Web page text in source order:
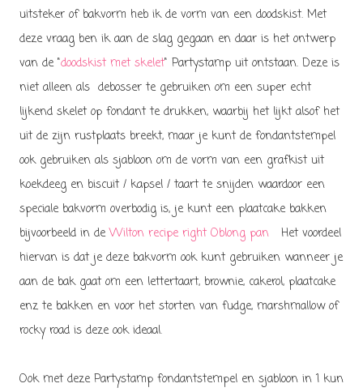
uitsteker of bakvorm heb ik de vorm van een doodskist. Met
deze vraag ben ik aan de slag gegaan en daar is het ontwerp
van de "doodskist met skelet" Partystamp uit ontstaan. Deze is
niet alleen als debosser te gebruiken om een super echt
lijkend skelet op fondant te drukken, waarbij het lijkt alsof het
uit de zijn rustplaats breekt, maar je kunt de fondantstempel
ook gebruiken als sjabloon om de vorm van een grafkist uit
koekdeeg en biscuit / kapsel / taart te snijden waardoor een
speciale bakvorm overbodig is, je kunt een plaatcake bakken
bijvoorbeeld in deWilton recipe right Oblong pan
Het voordeel
hiervan is dat je deze bakvorm ook kunt gebruiken wanneer je
aan de bak gaat om een lettertaart, brownie, cakerol, plaatcake
enz te bakken en voor het storten van fudge, marshmallow of
rocky road is deze ook ideaal.
Ook met deze Partystamp fondantstempel en sjabloon in 1 kun